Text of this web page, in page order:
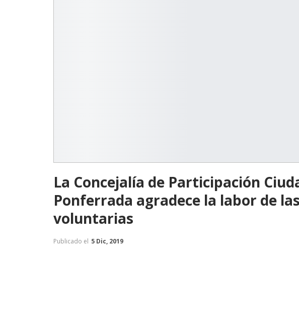
La Concejalía de Participación
Ponferrada agradece la labor de
voluntarias
Publicado el 5 Dic, 2019